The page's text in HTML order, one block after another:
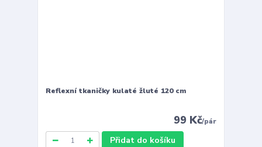
Reflexní tkaničky kulaté žluté 120 cm
99 Kč/pár
Přidat do košíku